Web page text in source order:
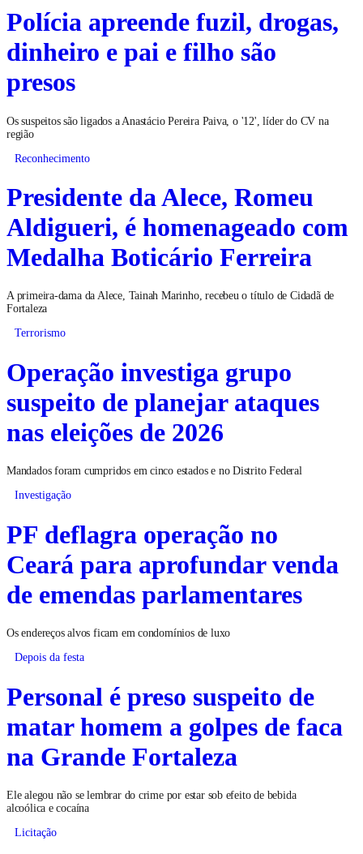
Polícia apreende fuzil, drogas,
dinheiro e pai e filho são
presos
Os suspeitos são ligados a Anastácio Pereira Paiva, o '12', líder do CV na
região
Reconhecimento
Presidente da Alece, Romeu
Aldigueri, é homenageado com
Medalha Boticário Ferreira
A primeira-dama da Alece, Tainah Marinho, recebeu o título de Cidadã de
Fortaleza
Terrorismo
Operação investiga grupo
suspeito de planejar ataques
nas eleições de 2026
Mandados foram cumpridos em cinco estados e no Distrito Federal
Investigação
PF deflagra operação no
Ceará para aprofundar venda
de emendas parlamentares
Os endereços alvos ficam em condomínios de luxo
Depois da festa
Personal é preso suspeito de
matar homem a golpes de faca
na Grande Fortaleza
Ele alegou não se lembrar do crime por estar sob efeito de bebida
alcoólica e cocaína
Licitação